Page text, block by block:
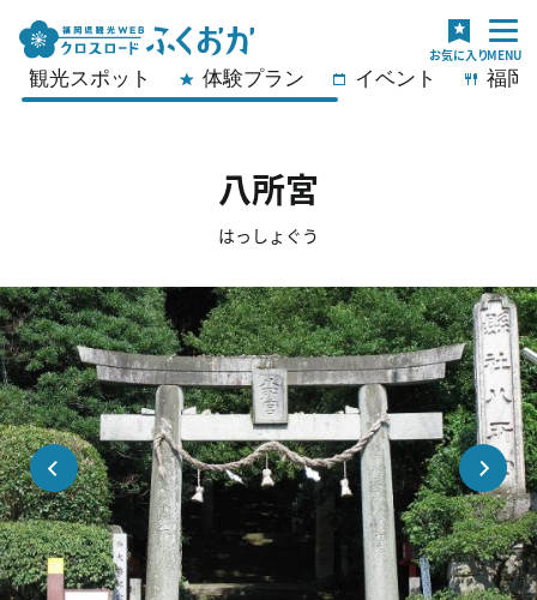
観光スポット 体験プラン イベント 福岡
八所宮
はっしょぐう